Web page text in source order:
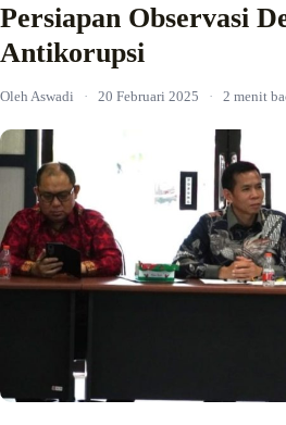
Persiapan Observasi
Antikorupsi
Oleh Aswadi · 20 Februari 2025 · 2 menit